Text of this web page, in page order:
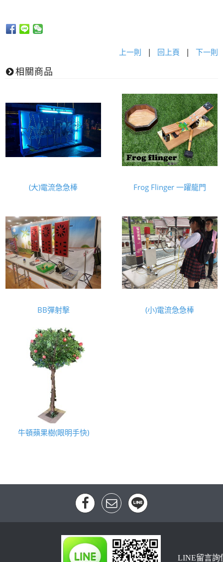
上一則 | 回上頁 | 下一則
相關商品
(大)電流急急棒 Frog Flinger 一躍龍門
BB彈射擊 (小)電流急急棒
牛頓蘋果樹(眼明手快)
LINE留言詢